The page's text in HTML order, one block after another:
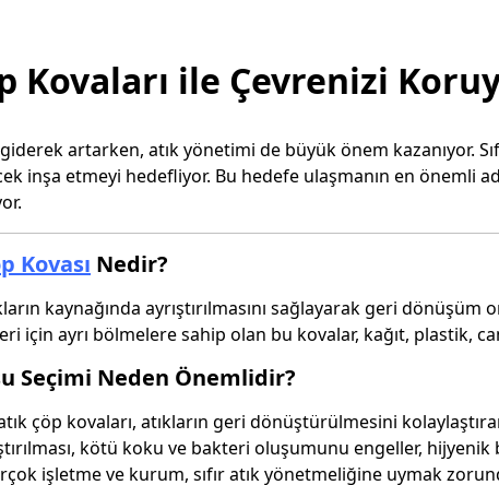
Kovaları ile Çevrenizi
artarken, atık yönetimi de büyük önem kazanıyor.
inşa etmeyi hedefliyor. Bu hedefe ulaşmanın en önemli
Kovası Nedir?
kaynağında ayrıştırılmasını sağlayarak geri
için ayrı bölmelere sahip olan bu kovalar, kağıt, plastik,
Seçimi Neden Önemlidir?
atık çöp kovaları, atıkların geri dönüştürülmesini
kötü koku ve bakteri oluşumunu engeller,
işletme ve kurum, sıfır atık yönetmeliğine uymak